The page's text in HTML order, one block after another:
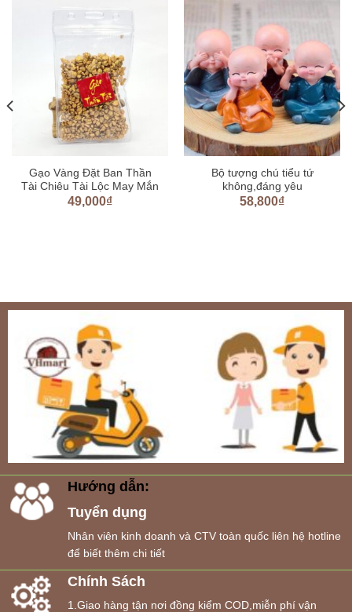
Gạo Vàng Đặt Ban Thần
Tài Chiêu Tài Lộc May Mắn
49,000₫
Bộ tượng chú tiểu tứ
không,đáng yêu
58,800₫
Hướng dẫn:
Tuyển dụng
Nhân viên kinh doanh và CTV toàn quốc liên hệ hotline
để biết thêm chi tiết
Chính Sách
1.Giao hàng tận nơi đồng kiểm COD,miễn phí vận